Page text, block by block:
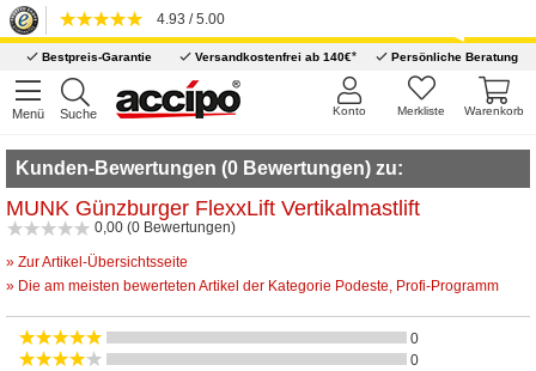
4.93 / 5.00
Bestpreis-Garantie Versandkostenfrei ab 140€* Persönliche Beratung
Menü Suche Warenkorb
Merkliste
Konto
Kunden-Bewertungen (0 Bewertungen) zu:
MUNK Günzburger FlexxLift Vertikalmastlift
0,00 (0 Bewertungen)
» Zur Artikel-Übersichtsseite
» Die am meisten bewerteten Artikel der Kategorie Podeste, Profi-Programm
0
0